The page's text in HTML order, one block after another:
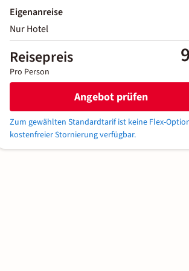
Eigenanreise
Nur Hotel
Reisepreis
Pro Person
Angebot prüfen
Zum gewählten Standardtarif ist keine Flex-
kostenfreier Stornierung verfügbar.